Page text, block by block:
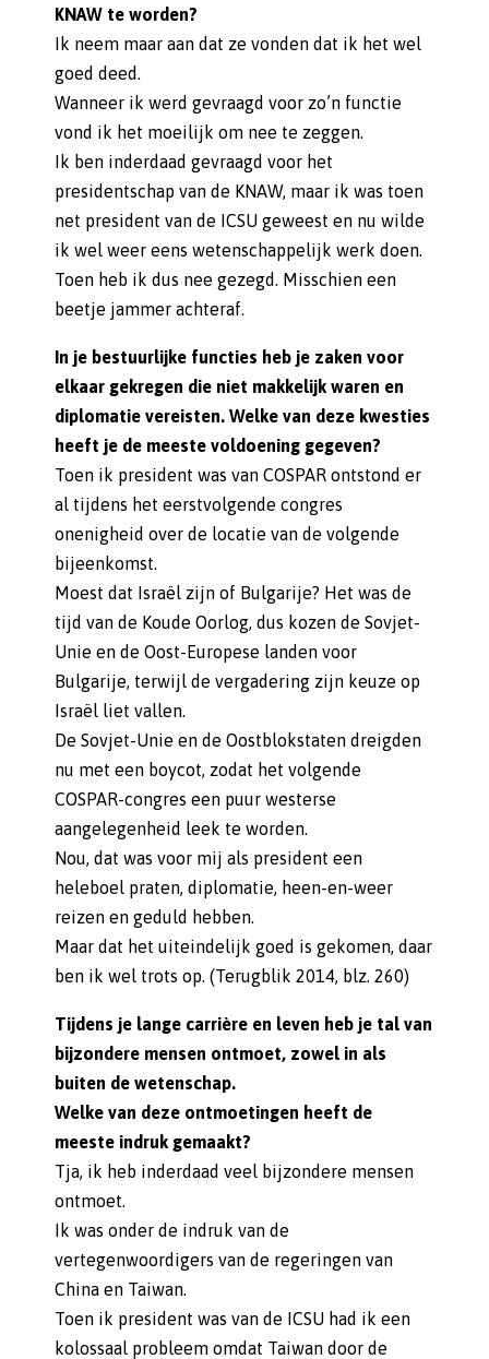
KNAW te worden?
Ik neem maar aan dat ze vonden dat ik het wel
goed deed.
Wanneer ik werd gevraagd voor zo’n functie
vond ik het moeilijk om nee te zeggen.
Ik ben inderdaad gevraagd voor het
presidentschap van de KNAW, maar ik was toen
net president van de ICSU geweest en nu wilde
ik wel weer eens wetenschappelijk werk doen.
Toen heb ik dus nee gezegd. Misschien een
beetje jammer achteraf.
In je bestuurlijke functies heb je zaken voor
elkaar gekregen die niet makkelijk waren en
diplomatie vereisten. Welke van deze kwesties
heeft je de meeste voldoening gegeven?
Toen ik president was van COSPAR ontstond er
al tijdens het eerstvolgende congres
onenigheid over de locatie van de volgende
bijeenkomst.
Moest dat Israël zijn of Bulgarije? Het was de
tijd van de Koude Oorlog, dus kozen de Sovjet-
Unie en de Oost-Europese landen voor
Bulgarije, terwijl de vergadering zijn keuze op
Israël liet vallen.
De Sovjet-Unie en de Oostblokstaten dreigden
nu met een boycot, zodat het volgende
COSPAR-congres een puur westerse
aangelegenheid leek te worden.
Nou, dat was voor mij als president een
heleboel praten, diplomatie, heen-en-weer
reizen en geduld hebben.
Maar dat het uiteindelijk goed is gekomen, daar
ben ik wel trots op. (Terugblik 2014, blz. 260)
Tijdens je lange carrière en leven heb je tal van
bijzondere mensen ontmoet, zowel in als
buiten de wetenschap.
Welke van deze ontmoetingen heeft de
meeste indruk gemaakt?
Tja, ik heb inderdaad veel bijzondere mensen
ontmoet.
Ik was onder de indruk van de
vertegenwoordigers van de regeringen van
China en Taiwan.
Toen ik president was van de ICSU had ik een
kolossaal probleem omdat Taiwan door de